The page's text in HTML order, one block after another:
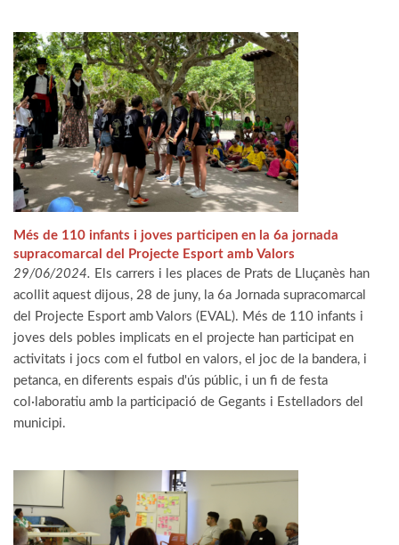
Més de 110 infants i joves participen en la 6a jornada
supracomarcal del Projecte Esport amb Valors
29/06/2024. Els carrers i les places de Prats de Lluçanès han
acollit aquest dijous, 28 de juny, la 6a Jornada supracomarcal
del Projecte Esport amb Valors (EVAL). Més de 110 infants i
joves dels pobles implicats en el projecte han participat en
activitats i jocs com el futbol en valors, el joc de la bandera, i
petanca, en diferents espais d'ús públic, i un fi de festa
col·laboratiu amb la participació de Gegants i Estelladors del
municipi.